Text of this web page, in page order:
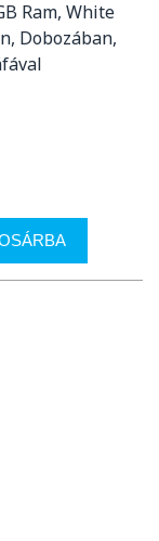
Ram, White
Dobozában,